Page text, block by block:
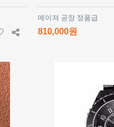
메이져 공장 정품급
810,000원